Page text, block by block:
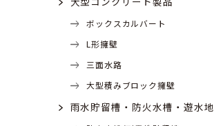
ボックスカルバート
L形擁壁
三面水路
大型積みブロック擁壁
雨水貯留槽・防火水槽・遊水地